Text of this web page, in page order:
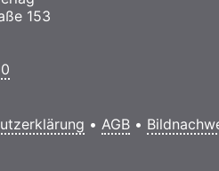
153
• AGB•